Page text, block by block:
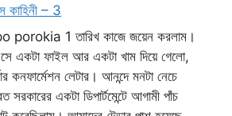
কাহিনী – 3
1 তারিখ কাজে জয়েন করলাম।
একটা ফাইল আর একটা খাম দিয়ে গেলো,
কনফার্মেশন লেটার। আনন্দে মনটা নেচে
একটা ডিপার্টমেন্টে আগামী পাঁচ